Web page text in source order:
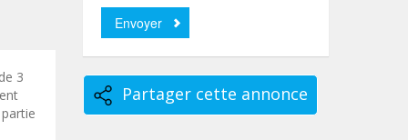
3
Partager cette annonce